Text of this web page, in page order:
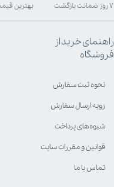
بهترین ۷ روز ضمانت بازگشت
راهنمای خرید از
فروشگاه
نحوه ثبت سفارش
رویه ارسال سفارش
شیوه‌های پرداخت
قوانین و مقررات سایت
تماس با ما